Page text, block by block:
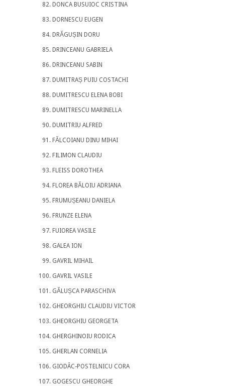
DONCA BUSUIOC CRISTINA
DORNESCU EUGEN
DRĂGUȘIN DORU
DRINCEANU GABRIELA
DRINCEANU SABIN
DUMITRAȘ PUIU COSTACHI
DUMITRESCU ELENA BOBI
DUMITRESCU MARINELLA
DUMITRIU ALFRED
FĂLCOIANU DINU MIHAI
FILIMON CLAUDIU
FLEISS DOROTHEA
FLOREA BĂLOIU ADRIANA
FRUMUȘEANU DANIELA
FRUNZE ELENA
FUIOREA VASILE
GALEA ION
GAVRIL MIHAIL
GAVRIL VASILE
GĂLUȘCA PARASCHIVA
GHEORGHIU CLAUDIU VICTOR
GHEORGHIU GEORGETA
GHERGHINOIU RODICA
GHERLAN CORNELIA
GIODÂC-POSTELNICU CORA
GOGESCU GHEORGHE